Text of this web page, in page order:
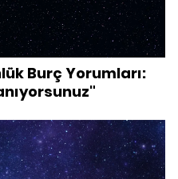
Burç Yorumları: